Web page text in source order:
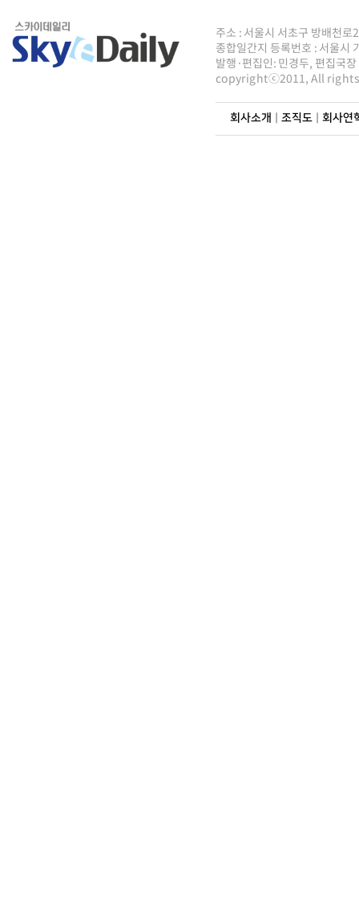
주소 : 서울시 서초구 방배천
종합일간지 등록번호 : 서울
발행·편집인: 민경두, 편집국
copyrightⓒ2011, All rights
회사소개 조직도| 회사연